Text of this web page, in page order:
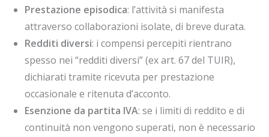
Prestazione episodica: l’attività si manifesta
attraverso collaborazioni isolate, di breve durata.
Redditi diversi: i compensi percepiti rientrano
spesso nei “redditi diversi” (ex art. 67 del TUIR),
dichiarati tramite ricevuta per prestazione
occasionale e ritenuta d’acconto.
Esenzione da partita IVA: se i limiti di reddito e di
continuità non vengono superati, non è necessario